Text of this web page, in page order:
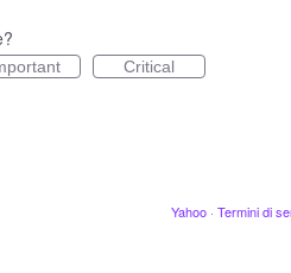
Critical
Yahoo · Termini di